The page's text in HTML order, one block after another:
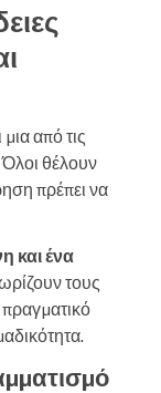
από τις
θέλουν
πρέπει να
και ένα
τους